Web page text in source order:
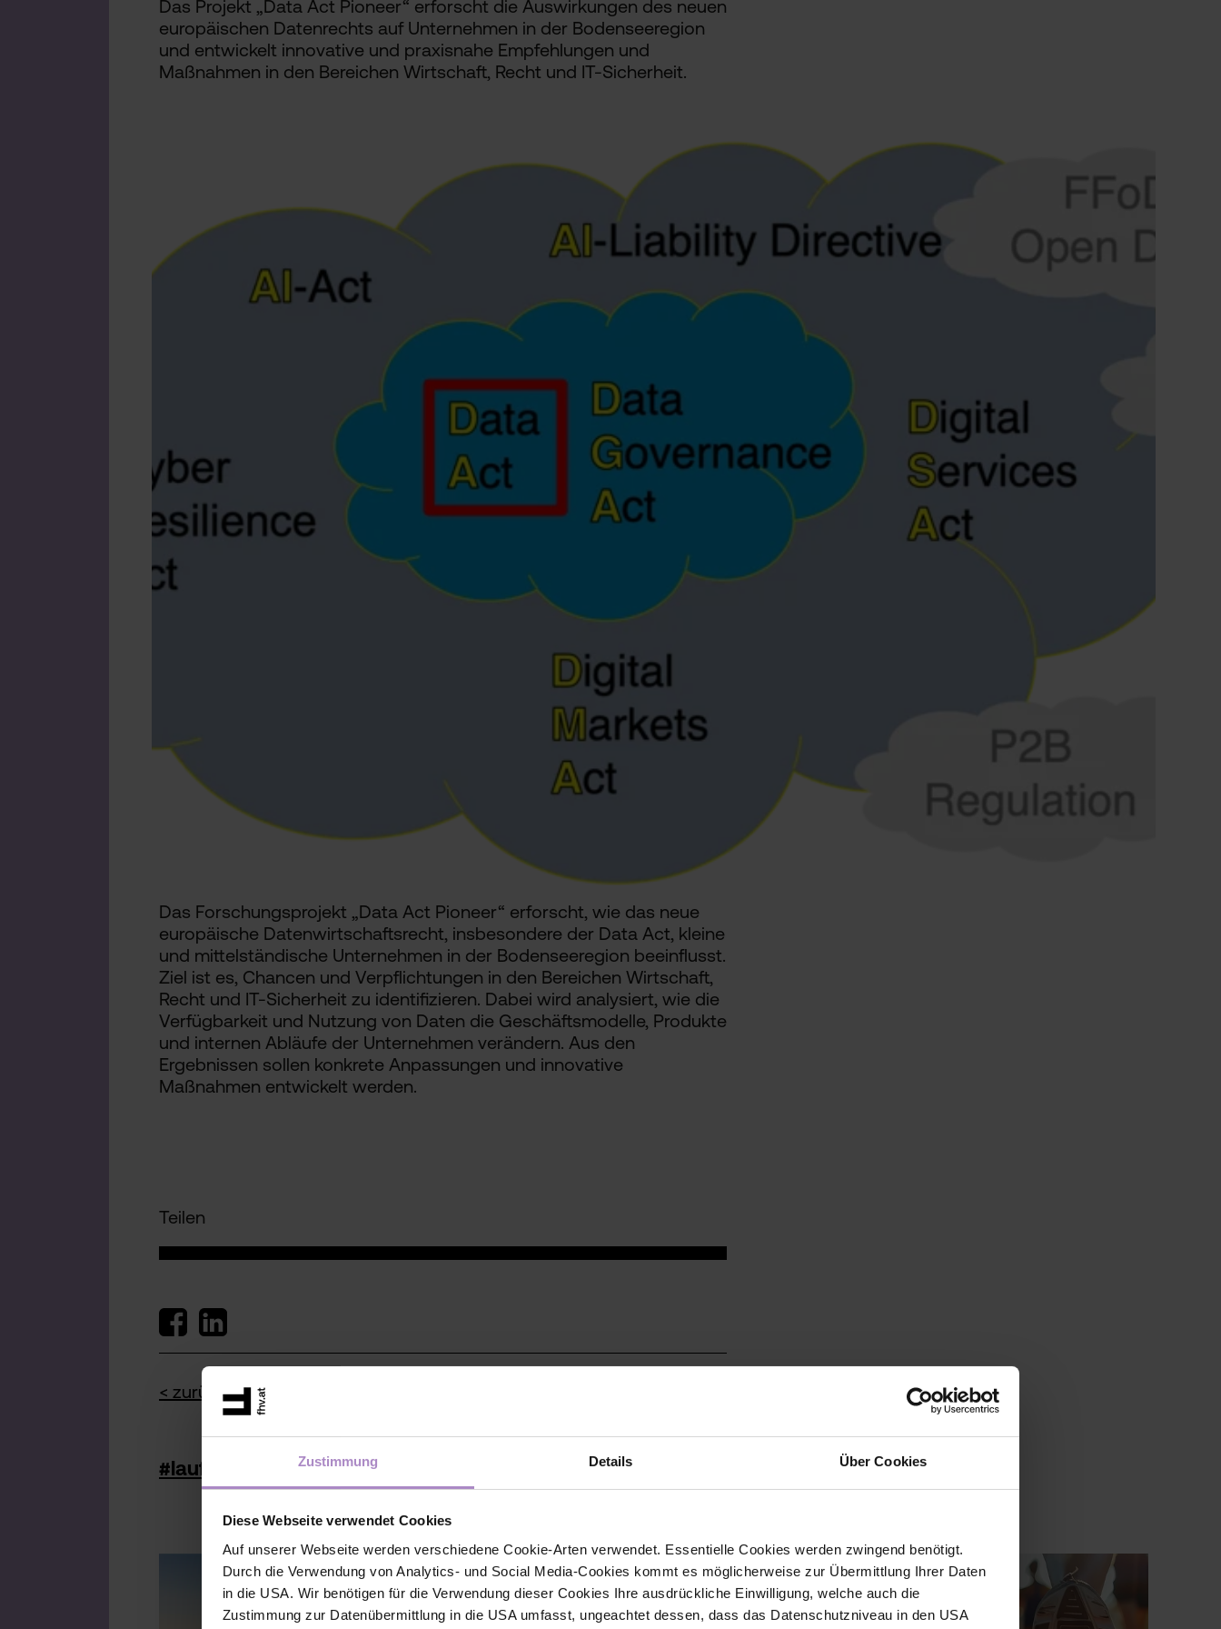
Zustimmung Details Über Cookies
Diese Webseite verwendet Cookies
Auf unserer Webseite werden verschiedene Cookie-Arten verwendet. Essentielle Cookies werden zwingend benötigt.
Durch die Verwendung von Analytics- und Social Media-Cookies kommt es möglicherweise zur Übermittlung Ihrer Daten
in die USA. Wir benötigen für die Verwendung dieser Cookies Ihre ausdrückliche Einwilligung, welche auch die
Zustimmung zur Datenübermittlung in die USA umfasst, ungeachtet dessen, dass das Datenschutzniveau in den USA
Das Projekt „Data Act Pioneer“ erforscht die Auswirkungen des neuen
europäischen Datenrechts auf Unternehmen in der Bodenseeregion
und entwickelt innovative und praxisnahe Empfehlungen und
Maßnahmen in den Bereichen Wirtschaft, Recht und IT-Sicherheit.
Das Forschungsprojekt „Data Act Pioneer“ erforscht, wie das neue
europäische Datenwirtschaftsrecht, insbesondere der Data Act, kleine
und mittelständische Unternehmen in der Bodenseeregion beeinflusst.
Ziel ist es, Chancen und Verpflichtungen in den Bereichen Wirtschaft,
Recht und IT-Sicherheit zu identifizieren. Dabei wird analysiert, wie die
Verfügbarkeit und Nutzung von Daten die Geschäftsmodelle, Produkte
und internen Abläufe der Unternehmen verändern. Aus den
Ergebnissen sollen konkrete Anpassungen und innovative
Maßnahmen entwickelt werden.
Teilen
< zurück zur Übersicht